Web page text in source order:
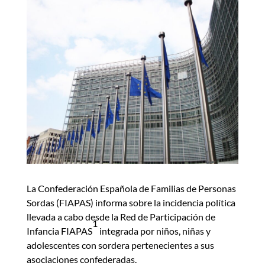
La Confederación Española de Familias de Personas
Sordas (FIAPAS) informa sobre la incidencia política
llevada a cabo desde la Red de Participación de
Infancia FIAPAS
1
integrada por niños, niñas y
adolescentes con sordera pertenecientes a sus
asociaciones confederadas.